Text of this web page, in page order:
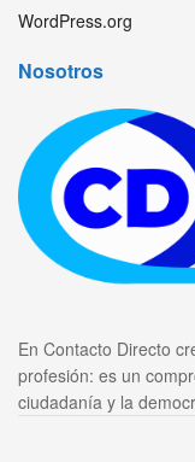
WordPress.org
Nosotros
En Contacto Directo
profesión: es un
ciudadanía y la